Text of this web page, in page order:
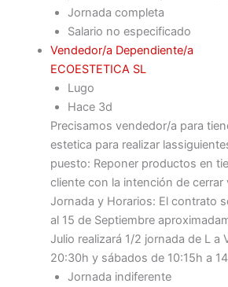
Jornada completa
Salario no especificado
Vendedor/a Dependiente/a
ECOESTETICA SL
Lugo
Hace 3d
Precisamos vendedor/a para
estetica para realizar
puesto: Reponer productos en
cliente con la intención de
Jornada y Horarios: El contrato
al 15 de Septiembre
Julio realizará 1/2 jornada de L a
20:30h y sábados de 10:15h a
Jornada indiferente